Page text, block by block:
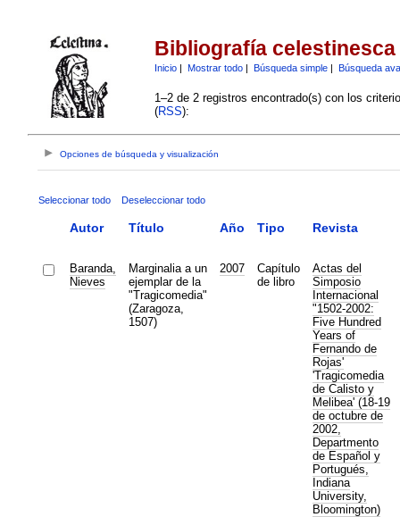
Bibliografía celestinesca
Inicio| Mostrar todo| Búsqueda simple| Búsqueda
1–2 de 2 registros encontrado(s) con los
(RSS):
Opciones de búsqueda y visualización
Seleccionar todo Deseleccionar todo
Autor Título Año Tipo Revista
Baranda,
Nieves
Marginalia a un
ejemplar de la
"Tragicomedia"
(Zaragoza,
1507)
2007
Capítulo
de libro
Actas del
Simposio
Internacional
"1502-2002:
Five Hundred
Years of
Fernando de
Rojas'
'Tragicomedia
de Calisto y
Melibea' (18-19
de octubre de
2002,
Departmento
de Español y
Portugués,
Indiana
University,
Bloomington)